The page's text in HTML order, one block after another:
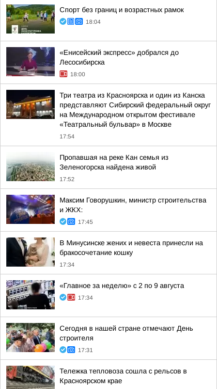
Спорт без границ и возрастных рамок
18:04
«Енисейский экспресс» добрался до
Лесосибирска
18:00
Три театра из Красноярска и один из Канска
представляют Сибирский федеральный округ
на Международном открытом фестивале
«Театральный бульвар» в Москве
17:54
Пропавшая на реке Кан семья из
Зеленогорска найдена живой
17:52
Максим Говорушкин, министр строительства
и ЖКХ:
17:45
В Минусинске жених и невеста принесли на
бракосочетание кошку
17:34
«Главное за неделю» с 2 по 9 августа
17:34
Сегодня в нашей стране отмечают День
строителя
17:31
Тележка тепловоза сошла с рельсов в
Красноярском крае